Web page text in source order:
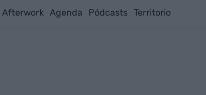
Afterwork Agenda Pódcasts Territorio